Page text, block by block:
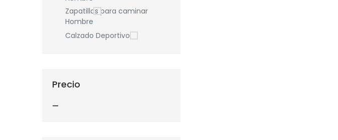
Zapatillas para caminar
Hombre
Calzado Deportivo
Precio
—